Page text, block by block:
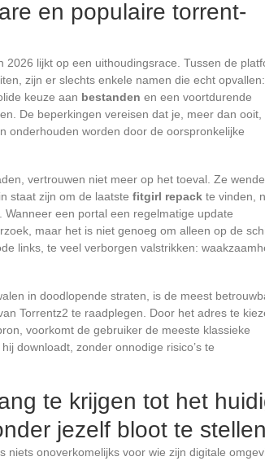
en populaire torrent-
2026 lijkt op een uithoudingsrace. Tussen de
zijn er slechts enkele namen die echt
keuze aan bestanden en een voortdurende
De beperkingen vereisen dat je, meer dan ooit,
onderhouden worden door de oorspronkelijke
vertrouwen niet meer op het toeval. Ze
staat zijn om de laatste fitgirl repack te vinden,
een portal een regelmatige update
maar het is niet genoeg om alleen op de
links, te veel verborgen valstrikken:
in doodlopende straten, is de meest
Torrentz2 te raadplegen. Door het adres te
voorkomt de gebruiker de meeste klassieke
downloadt, zonder onnodige risico’s te
te krijgen tot het
jezelf bloot te stellen
niets onoverkomelijks voor wie zijn digitale